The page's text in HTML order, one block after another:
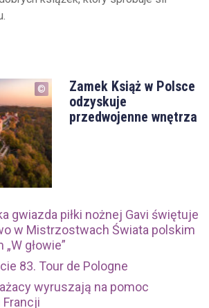
Zamek Książ w Polsce
odzyskuje
przedwojenne wnętrza
gwiazda piłki nożnej Gavi świętuje
w Mistrzostwach Świata polskim
głowie”
83. Tour de Pologne
wyruszają na pomoc
Francji